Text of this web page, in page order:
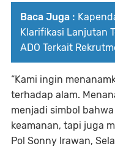
Baca Juga :
Klarifikasi Lanjutan
ADO Terkait
“Kami ingin
terhadap alam.
menjadi simbol
keamanan, tapi juga
Pol Sonny Irawan,